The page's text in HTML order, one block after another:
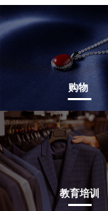
购物
教育培训